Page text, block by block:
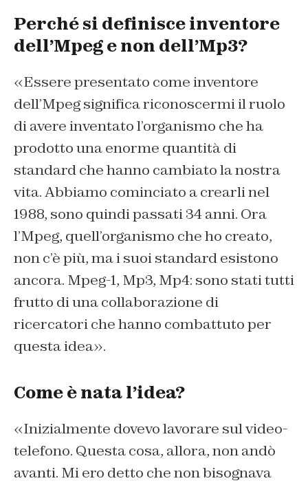
Perché si definisce inventore
dell’Mpeg e non dell’Mp3?
«Essere presentato come inventore
dell’Mpeg significa riconoscermi il ruolo
di avere inventato l’organismo che ha
prodotto una enorme quantità di
standard che hanno cambiato la nostra
vita. Abbiamo cominciato a crearli nel
1988, sono quindi passati 34 anni. Ora
l’Mpeg, quell’organismo che ho creato,
non c’è più, ma i suoi standard esistono
ancora. Mpeg-1, Mp3, Mp4: sono stati tutti
frutto di una collaborazione di
ricercatori che hanno combattuto per
questa idea».
Come è nata l’idea?
«Inizialmente dovevo lavorare sul video-
telefono. Questa cosa, allora, non andò
avanti. Mi ero detto che non bisognava